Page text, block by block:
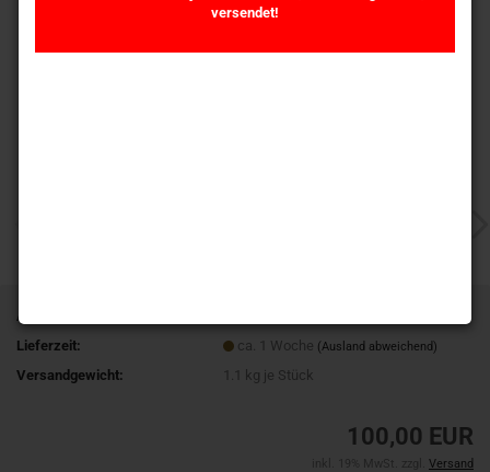
versendet!
Art.Nr.:
Lieferzeit:
ca. 1 Woche (Ausland abweichend)
Versandgewicht: kg je Stück
100,00 EUR
Versand